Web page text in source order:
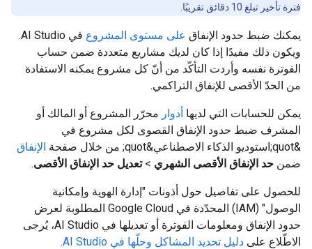
فترة تأخير تبلغ 10 دقائق تقريبًا.
يمكنك ضبط حدود الإنفاق على مستوى المشروع
في AI Studio.
ويكون ذلك مفيدًا إذا كان لديك مشاريع متعددة ضمن حساب
الفوترة نفسه وأردت التأكّد من أنّ كل مشروع يمكنه الاستفادة
من الحدّ الأقصى للإنفاق التراكمي.
يمكن للحسابات التي لديها أدوار محرّر المشروع أو المالك أو
المشرف ضبط حدود الإنفاق القصوى لكل مشروع في
&quot;استوديو الذكاء الاصطناعي&quot; من خلال صفحة
الإنفاق
ضمن حد الإنفاق الأقصى الشهري >تعديل حد الإنفاق الأقصى.
للحصول على تفاصيل حول أذونات "إدارة الهوية وإمكانية
الوصول" (IAM) المحدّدة في Google Cloud المطلوبة لعرض
حدود الإنفاق ومعلومات الفوترة أو تعديلها في AI Studio، يُرجى
الاطّلاع على دليل تحديد المشاكل وحلّها في AI Studio .